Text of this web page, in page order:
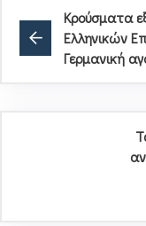
Κρούσματα
Ελληνικών
Γερμανική